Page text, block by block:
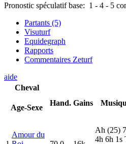
Pronostic spéculatif base: 1 - 4 - 5
Partants (5)
Visuturf
Equidegraph
Rapports
Commentaires Zeturf
aide
Cheval
Age-Sexe
Hand. Gains
Amour du
Ah (25) 7
4h 6h 1s